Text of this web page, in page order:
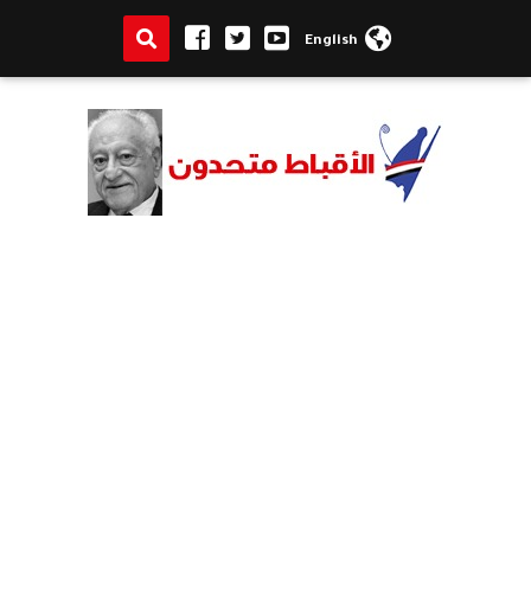
English